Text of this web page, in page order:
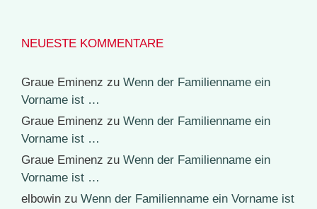
NEUESTE KOMMENTARE
Graue Eminenz zu Wenn der Familienname ein
Vorname ist …
Graue Eminenz zu Wenn der Familienname ein
Vorname ist …
Graue Eminenz zu Wenn der Familienname ein
Vorname ist …
elbowin zu Wenn der Familienname ein Vorname ist